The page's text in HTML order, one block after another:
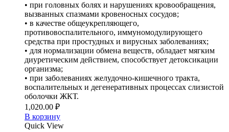
• при головных болях и нарушениях кровообращения,
вызванных спазмами кровеносных сосудов;
• в качестве общеукрепляющего,
противовоспалительного, иммуномодулирующего
средства при простудных и вирусных заболеваниях;
• для нормализации обмена веществ, обладает мягким
диуретическим действием, способствует детоксикации
организма;
• при заболеваниях желудочно-кишечного тракта,
воспалительных и дегенеративных процессах слизистой
оболочки ЖКТ.
1,020.00 ₽
В корзину
Quick View